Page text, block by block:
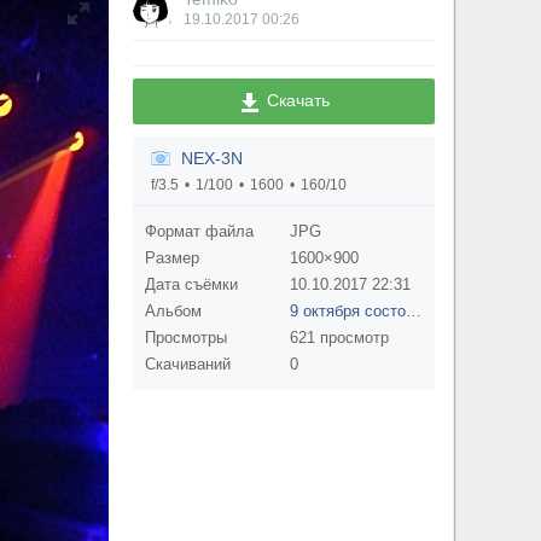
19.10.2017 00:26
Скачать
NEX-3N
f/3.5 1/100 1600 160/10
Формат файла
JPG
Размер
1600×900
Дата съёмки
10.10.2017 22:31
Альбом
Просмотры
621 просмотр
Скачиваний
0